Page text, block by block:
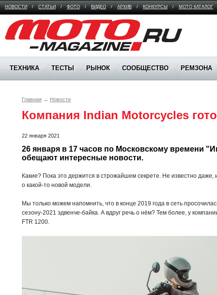
НОВОСТИ / СТАТЬИ / ФОТО / ВИДЕО / АРХИВ / КОНКУРСЫ / МОТО КАТАЛОГ
Moto Magazine
ТЕХНИКА ТЕСТЫ РЫНОК СООБЩЕСТВО РЕМЗОНА
Главная → Новости
Компания Indian Motorcycles
22 января 2021
26 января в 17 часов по Московскому времени
обещают интересные новости.
Какие? Пока это держится в строжайшем секрете. Не известно даже,
о какой-то новой модели.
Мы только можем напомнить, что в конце 2019 года в сеть
сезону-2021 эдвенче-байка. А вдруг речь о нём? Тем более, у
FTR 1200.